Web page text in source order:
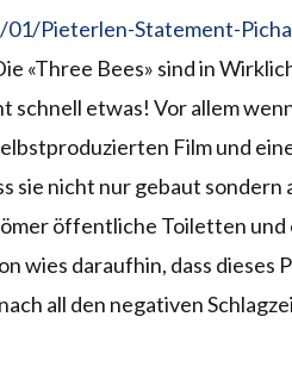
Pieterlen-Statement-
«Three Bees» sind in
schnell etwas! Vor allem
Film und
sie nicht nur gebaut
öffentliche Toiletten
wies daraufhin, dass dieses
all den negativen